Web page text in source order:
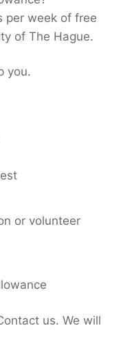
per week of free
of The Hague.
you.
or volunteer
us. We will